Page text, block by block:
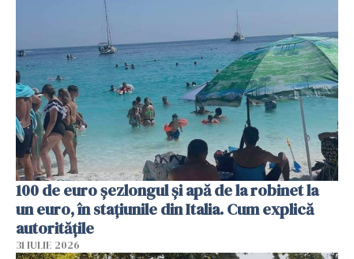
100 de euro șezlongul și apă de la robinet la
un euro, în stațiunile din Italia. Cum explică
autoritățile
31 IULIE 2026